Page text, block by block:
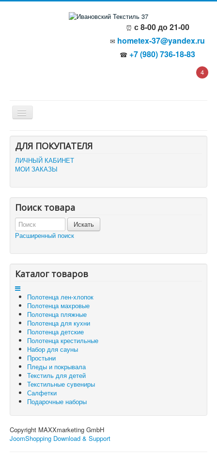
⏰ с 8-00 до 21-00
✉ hometex-37@yandex.ru
☎ +7 (980) 736-18-83
4
Главная
О компании
Политика безопасности
Пользовательское соглашение
Корзина
Отложенные товары
Вы здесь: Главная
ДЛЯ ПОКУПАТЕЛЯ
ЛИЧНЫЙ КАБИНЕТ
МОИ ЗАКАЗЫ
Поиск товара
Расширенный поиск
Каталог товаров
Полотенца лен-хлопок
Полотенца махровые
Полотенца пляжные
Полотенца для кухни
Полотенца детские
Полотенца крестильные
Набор для сауны
Простыни
Пледы и покрывала
Текстиль для детей
Текстильные сувениры
Салфетки
Подарочные наборы
Copyright MAXXmarketing GmbH
JoomShopping Download & Support